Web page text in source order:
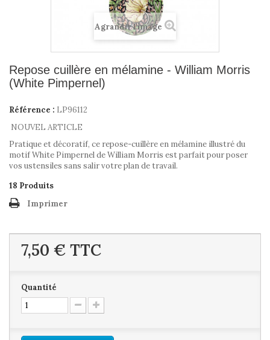
Agrandir l'image
Repose cuillère en mélamine - William Morris
(White Pimpernel)
Référence : LP96112
NOUVEL ARTICLE
Pratique et décoratif, ce repose-cuillère en mélamine illustré du
motif White Pimpernel de William Morris est parfait pour poser
vos ustensiles sans salir votre plan de travail.
18 Produits
Imprimer
7,50 € TTC
Quantité